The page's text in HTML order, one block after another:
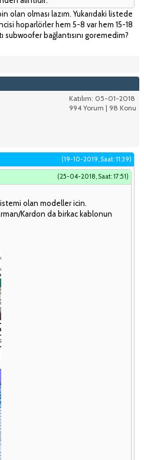
olan olması lazım. Yukarıdaki listede
hoparlörler hem 5-8 var hem 15-18
subwoofer bağlantısını goremedim?
Katılım: 05-01-2018
994 Yorum | 98 Konu
(19-10-2019, Saat: 11:39)
(25-04-2018, Saat: 17:51)
olan modeller icin.
Kardon da birkac kablonun